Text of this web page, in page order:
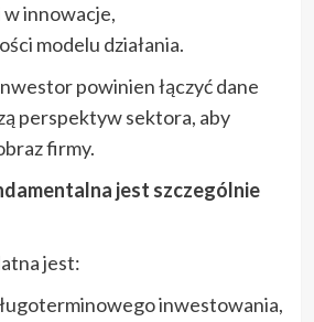
innowacje,
modelu działania.
powinien łączyć dane
perspektyw sektora, aby
firmy.
jest szczególnie
jest:
inwestowania,